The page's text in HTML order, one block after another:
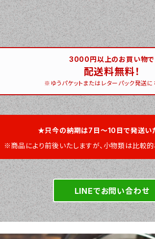
3000円以上のお買い物で
配送料無料！
※ゆうパケットまたはレターパック発送に
★只今の納期は7日～10日で発送い
※商品により前後いたしますが、小物類は比較的
LINEでお問い合わせ